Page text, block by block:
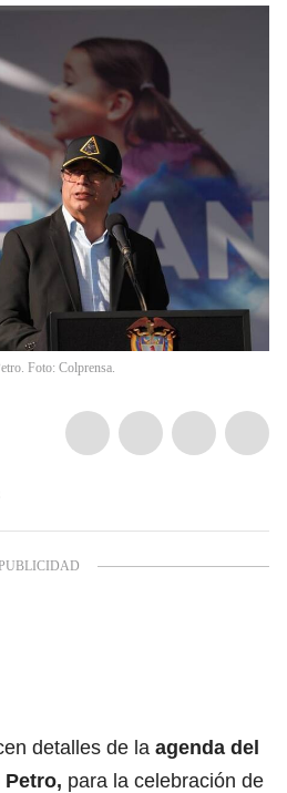
Foto: Colprensa.
detalles de la agenda del
para la celebración de